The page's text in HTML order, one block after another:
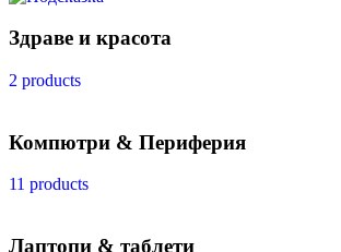
Здраве и красота
2 products
Компютри & Периферия
11 products
Лаптопи & таблети